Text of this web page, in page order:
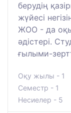
берудің
жүйесі
ЖОО - да
әдістері.
ғылыми-
Оқу жылы - 1
Семестр - 1
Несиелер - 5